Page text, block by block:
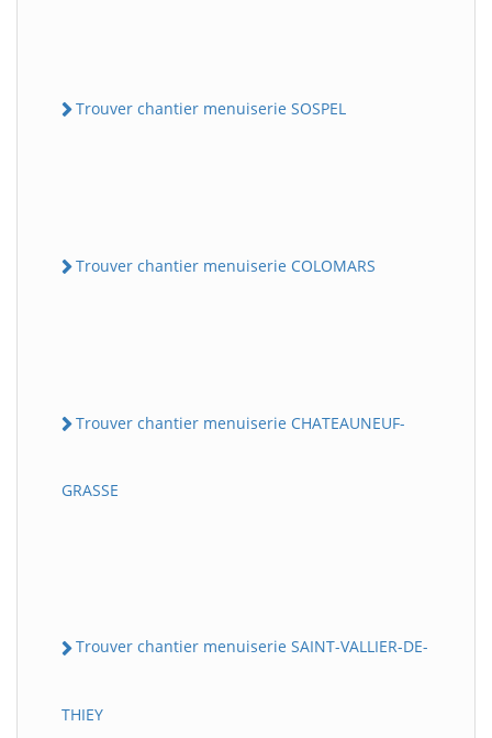
Trouver chantier menuiserie SOSPEL
Trouver chantier menuiserie COLOMARS
Trouver chantier menuiserie CHATEAUNEUF-
GRASSE
Trouver chantier menuiserie SAINT-VALLIER-DE-
THIEY